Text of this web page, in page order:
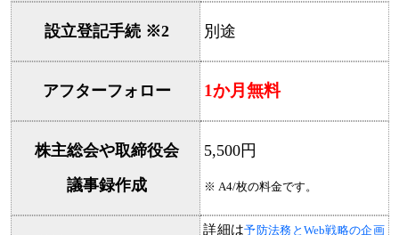
設立登記手続 ※2 別途
アフターフォロー 1か月無料
株主総会や取締役会
議事録作成
5,500円
※ A4/枚の料金です。
詳細は予防法務とWeb戦略の企画